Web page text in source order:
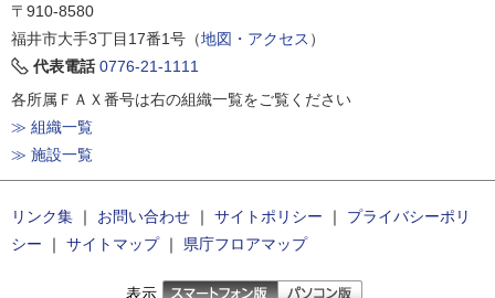
〒910-8580
福井市大手3丁目17番1号（地図・アクセス ）
代表電話 0776-21-1111
各所属ＦＡＸ番号は右の組織一覧をご覧ください
≫ 組織一覧
≫ 施設一覧
リンク集 ｜ お問い合わせ ｜ サイトポリシー ｜
プライバシーポリ
シー ｜ サイトマップ｜ 県庁フロアマップ
表示